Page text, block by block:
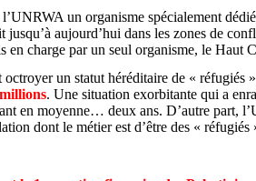
un organisme spécialement
jusqu’à aujourd’hui dans les zones de
en charge par un seul organisme, le
octroyer un statut héréditaire de «
. Une situation exorbitante qui a
en moyenne… deux ans. D’autre part, l’
dont le métier est d’être des «